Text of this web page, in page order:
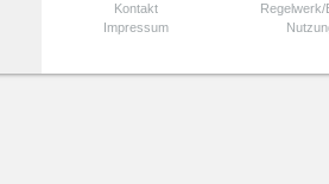
Kontakt
Impressum